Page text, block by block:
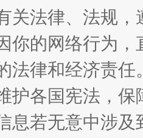
关法律、法规
你的网络行为
法律和经济责
护各国宪法，
息若无意中涉